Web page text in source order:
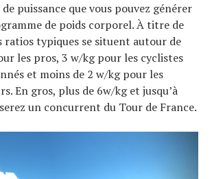
puissance que vous pouvez générer
de poids corporel. À titre de
ratios typiques se situent autour de
les pros, 3 w/kg pour les cyclistes
et moins de 2 w/kg pour les
En gros, plus de 6w/kg et jusqu’à
un concurrent du Tour de France.